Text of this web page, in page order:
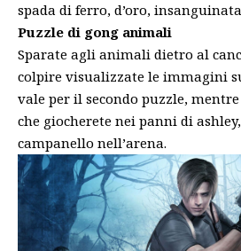
spada di ferro, d’oro,
Puzzle di gong animali
Sparate agli animali dietro al
colpire visualizzate le immagini
vale per il secondo puzzle,
che giocherete nei panni di
campanello nell’arena.